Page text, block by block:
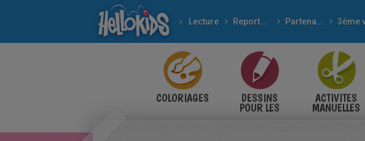
Lecture Reportages Partenariat Aide et Action
Courrier du 12 mars 2008
COLORIAGES DESSINS
POUR LES
ACTIVITES
MANUELLES